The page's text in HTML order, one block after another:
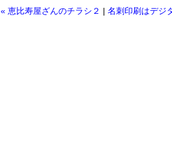
« 恵比寿屋ざんのチラシ２ | 名刺印刷はデジ